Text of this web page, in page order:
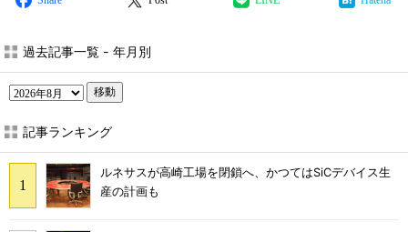
過去記事一覧 - 年月別
移動
記事ランキング
ルネサスが高崎工場を閉鎖へ、かつてはSiCデバイス生
産の計画も